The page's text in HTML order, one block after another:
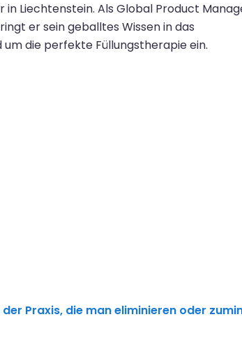
in Liechtenstein. Als Global Product
er sein geballtes Wissen in das
die perfekte Füllungstherapie ein.
Praxis, die maneliminieren oder